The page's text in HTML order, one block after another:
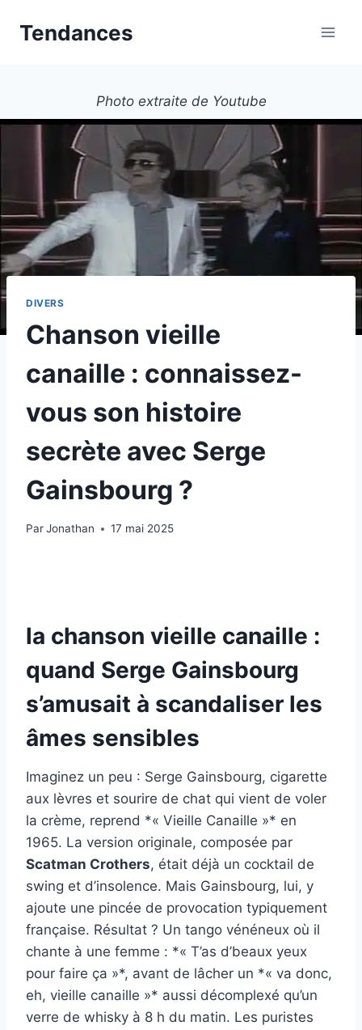
Tendances
Photo extraite de Youtube
DIVERS
Chanson vieille
canaille : connaissez-
vous son histoire
secrète avec Serge
Gainsbourg ?
ParJonathan 17 mai 2025
la chanson vieille canaille :
quand Serge Gainsbourg
s’amusait à scandaliser les
âmes sensibles
Imaginez un peu : Serge Gainsbourg, cigarette
aux lèvres et sourire de chat qui vient de voler
la crème, reprend *« Vieille Canaille »* en
1965. La version originale, composée par
Scatman Crothers, était déjà un cocktail de
swing et d’insolence. Mais Gainsbourg, lui, y
ajoute une pincée de provocation typiquement
française. Résultat ? Un tango vénéneux où il
chante à une femme : *« T’as d’beaux yeux
pour faire ça »*, avant de lâcher un *« va donc,
eh, vieille canaille »* aussi décomplexé qu’un
verre de whisky à 8 h du matin. Les puristes